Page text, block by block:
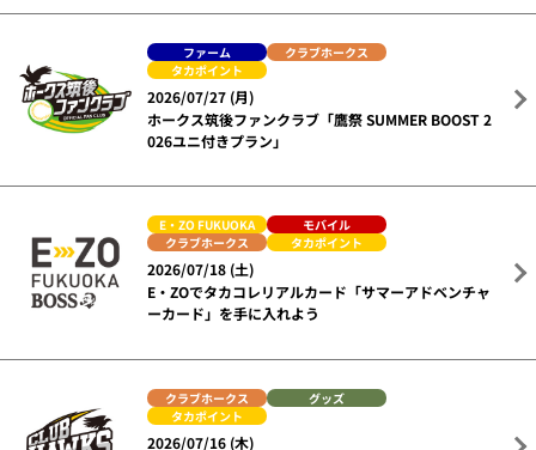
ファーム
クラブホークス
タカポイント
2026/07/27 (月)
ホークス筑後ファンクラブ「鷹祭 SUMMER BOOST 2
026ユニ付きプラン」
E・ZO FUKUOKA
モバイル
クラブホークス
タカポイント
2026/07/18 (土)
E・ZOでタカコレリアルカード「サマーアドベンチャ
ーカード」を手に入れよう
クラブホークス
グッズ
タカポイント
2026/07/16 (木)